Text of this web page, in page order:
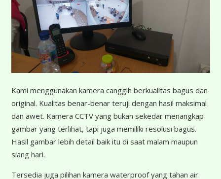
Kami menggunakan kamera canggih berkualitas bagus dan
original. Kualitas benar-benar teruji dengan hasil maksimal
dan awet. Kamera CCTV yang bukan sekedar menangkap
gambar yang terlihat, tapi juga memiliki resolusi bagus.
Hasil gambar lebih detail baik itu di saat malam maupun
siang hari.
Tersedia juga pilihan kamera waterproof yang tahan air.